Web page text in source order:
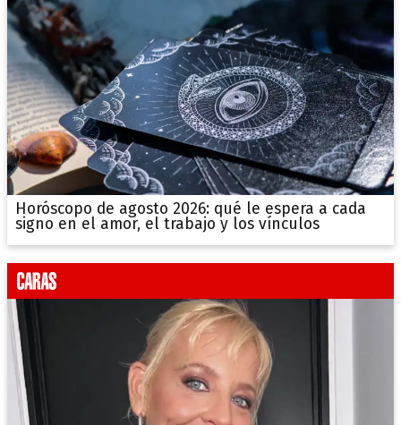
Horóscopo de agosto 2026: qué le espera a cada
signo en el amor, el trabajo y los vínculos